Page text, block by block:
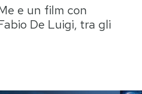
Consumismi
Storie/Idee
e un film con
De Luigi, tra gli